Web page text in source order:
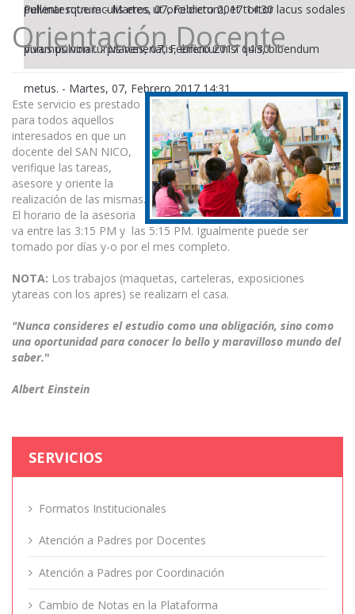
pulvinar rutrum-Martes, 07, Febrero 2017 14:30
Pellentesque iaculis eros ut orci dictum, et tortor lacus sodales
purus pulvinar.-Martes, 07, Febrero 2017 14:30
Vivamus non turpis venenatis, efficitur nisl quis, bibendum
metus. - Martes, 07, Febrero 2017 14:31
Orientación Docente
Este servicio es prestado
para todos aquellos
interesados en que un
docente del SAN NICO,
verifique las tareas,
asesore y oriente la
realización de las mismas.
El horario de la asesoria
va entre las 3:15 PM y las 5:15 PM. Igualmente puede ser
tomado por días y-o por el mes completo.
NOTA: Los trabajos (maquetas, carteleras, exposiciones
ytareas con los apres) se realizarn el casa.
"Nunca consideres el estudio como una obligación, sino como
una oportunidad para conocer lo bello y maravilloso mundo del
saber."
Albert Einstein
SERVICIOS
Formatos Institucionales
Atención a Padres por Docentes
Atención a Padres por Coordinación
Cambio de Notas en la Plataforma